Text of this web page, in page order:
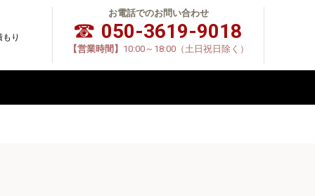
り
お電話でのお問い合わせ
050-3619-9018
【営業時間】 10:00～18:00（土日祝日除く）